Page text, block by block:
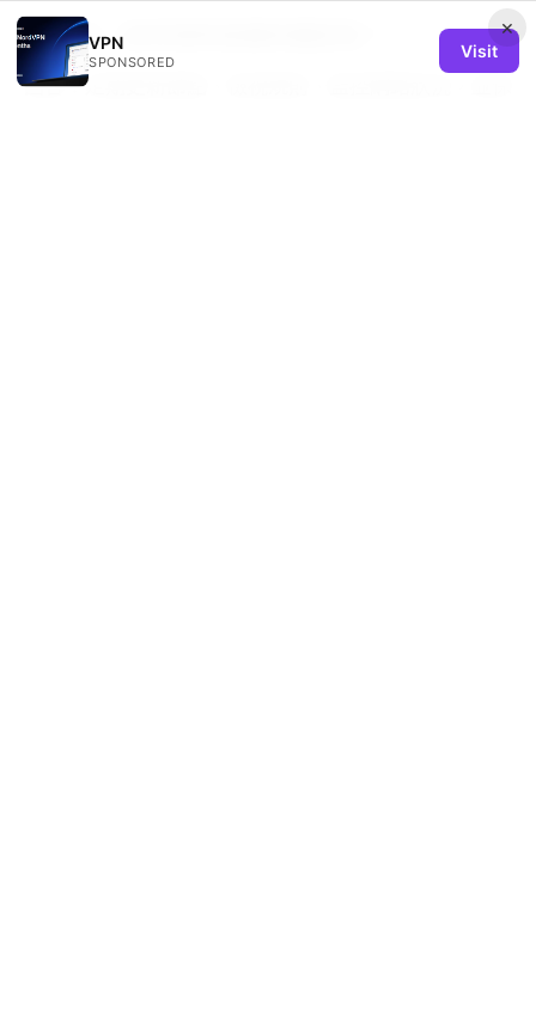
問題10：如何保持長期的穩定性？
回答：定期更新節點、檢視規則、監控網路狀況，並保
×
VPN
SPONSORED
Visit